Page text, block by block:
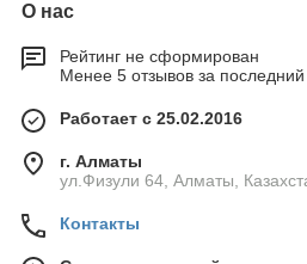
О нас
Рейтинг не сформирован
Менее 5 отзывов за последний
Работает с 25.02.2016
г. Алматы
ул.Физули 64, Алматы,
Контакты